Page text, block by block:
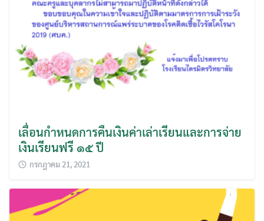
เลื่อนกำหนดการคืนเงินค่าเล่าเรียนและการจ่าย
เงินเรียนฟรี ๑๕ ปี
กรกฎาคม 21, 2021